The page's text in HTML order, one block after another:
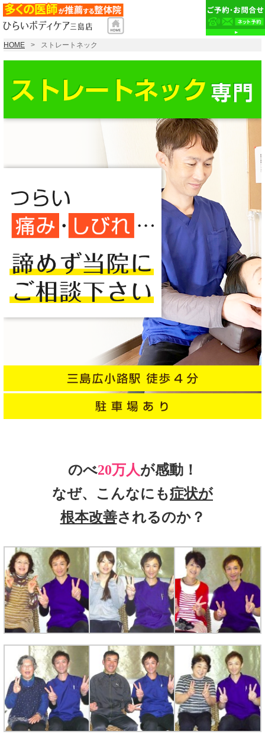
HOME ストレートネック
のべ20万人が感動！
なぜ、こんなにも症状が
根本改善されるのか？